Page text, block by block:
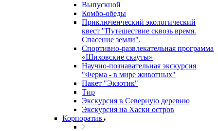
Выпускной
Комбо-обеды
Приключенческий экологический
квест "Путешествие сквозь время.
Спасение земли".
Спортивно-развлекательная программа
«Шиховские скауты»
Научно-познавательная экскурсия
"Ферма - в мире животных"
Пакет "Экзотик"
Тир
Экскурсия в Северную деревню
Экскурсия на Хаски остров
Корпоратив